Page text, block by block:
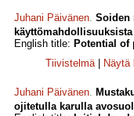
Juhani Päivänen. Soiden
käyttömahdollisuuksista
English title: Potential of
Tiivistelmä| Näytä
Juhani Päivänen.
ojitetulla karulla